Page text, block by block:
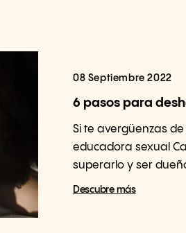
08 Septiembre 2022
6 pasos para
Si te avergüenzas
educadora sexual
superarlo y ser
Descubre más